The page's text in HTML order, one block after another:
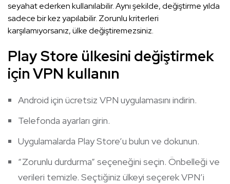
seyahat ederken kullanılabilir. Aynı şekilde, değiştirme yılda
sadece bir kez yapılabilir. Zorunlu kriterleri
karşılamıyorsanız, ülke değiştiremezsiniz.
Play Store ülkesini değiştirmek
için VPN kullanın
Android için ücretsiz VPN uygulamasını indirin.
Telefonda ayarları girin.
Uygulamalarda Play Store’u bulun ve dokunun.
“Zorunlu durdurma” seçeneğini seçin. Önbelleği ve
verileri temizle. Seçtiğiniz ülkeyi seçerek VPN’i